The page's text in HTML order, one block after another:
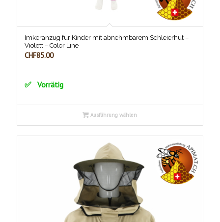
Imkeranzug für Kinder mit abnehmbarem Schleierhut –
Violett – Color Line
CHF85.00
Vorrätig
Ausführung wählen